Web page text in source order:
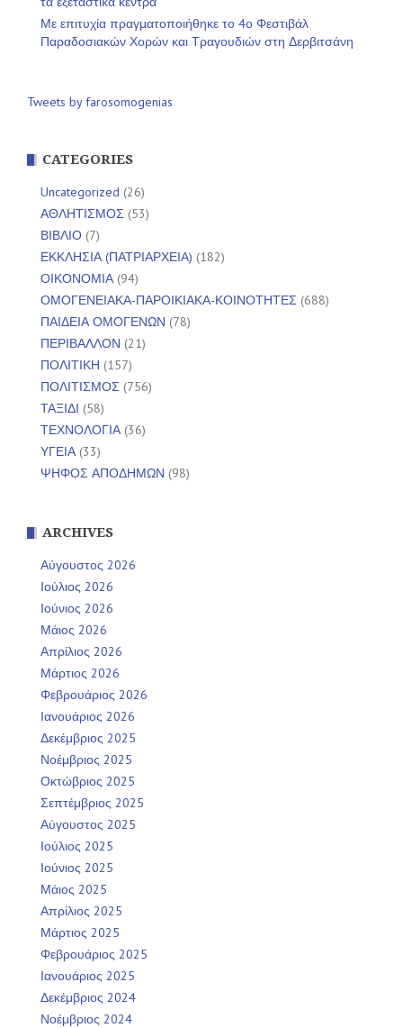
Με επιτυχία πραγματοποιήθηκε το 4ο Φεστιβάλ
Παραδοσιακών Χορών και Τραγουδιών στη Δερβιτσάνη
Tweets by farosomogenias
CATEGORIES
Uncategorized (26)
ΑΘΛΗΤΙΣΜΟΣ (53)
ΒΙΒΛΙΟ (7)
ΕΚΚΛΗΣΙΑ (ΠΑΤΡΙΑΡΧΕΙΑ) (182)
ΟΙΚΟΝΟΜΙΑ (94)
ΟΜΟΓΕΝΕΙΑΚΑ-ΠΑΡΟΙΚΙΑΚΑ-ΚΟΙΝΟΤΗΤΕΣ (688)
ΠΑΙΔΕΙΑ ΟΜΟΓΕΝΩΝ (78)
ΠΕΡΙΒΑΛΛΟΝ (21)
ΠΟΛΙΤΙΚΗ (157)
ΠΟΛΙΤΙΣΜΟΣ (756)
ΤΑΞΙΔΙ (58)
ΤΕΧΝΟΛΟΓΙΑ (36)
ΥΓΕΙΑ (33)
ΨΗΦΟΣ ΑΠΟΔΗΜΩΝ (98)
ARCHIVES
Αύγουστος 2026
Ιούλιος 2026
Ιούνιος 2026
Μάιος 2026
Απρίλιος 2026
Μάρτιος 2026
Φεβρουάριος 2026
Ιανουάριος 2026
Δεκέμβριος 2025
Νοέμβριος 2025
Οκτώβριος 2025
Σεπτέμβριος 2025
Αύγουστος 2025
Ιούλιος 2025
Ιούνιος 2025
Μάιος 2025
Απρίλιος 2025
Μάρτιος 2025
Φεβρουάριος 2025
Ιανουάριος 2025
Δεκέμβριος 2024
Νοέμβριος 2024